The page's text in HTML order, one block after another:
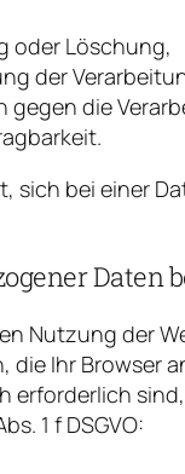
oder Löschung,
der
gegen die
sich bei einer
Daten
Nutzung der
die Ihr Browser
erforderlich
1 f DSGVO: